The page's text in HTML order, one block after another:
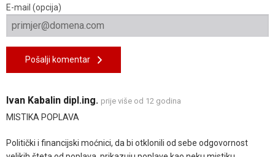
E-mail (opcija)
Pošalji komentar
Ivan Kabalin dipl.ing. prije više od 12 godina
MISTIKA POPLAVA
Politički i financijski moćnici, da bi otklonili od sebe odgovornost